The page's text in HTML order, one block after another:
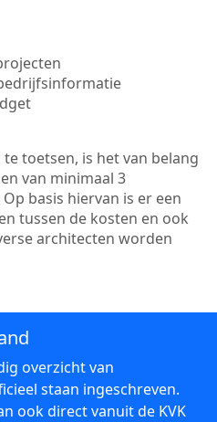
toetsen, is het van belang
van minimaal 3
basis hiervan is er een
tussen de kosten en ook
architecten worden
overzicht van
staan ingeschreven.
ook direct vanuit de KVK